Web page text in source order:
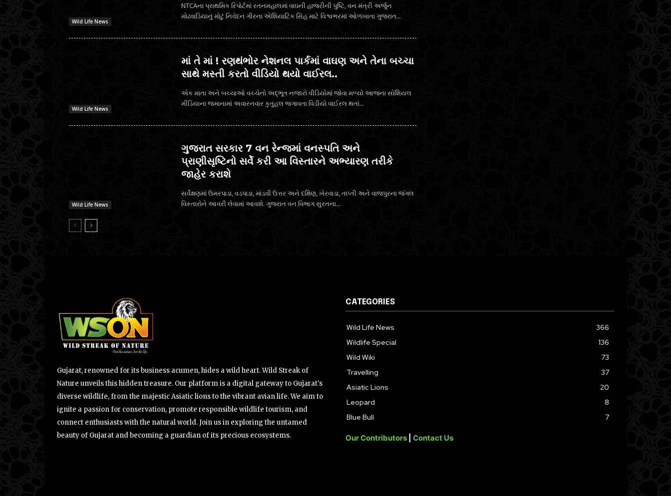
Wild Life News
NTCAના પ્રાથમિક રિપોર્ટમાં રતનમહાલમાં વાઘની હાજરીની પુષ્ટિ, વન મંત્રી અર્જુન
મોઢવાડિયાનું મોટું નિવેદન ગીરના એશિયાટિક સિંહ માટે વિશ્વભરમાં ઓળખાતા ગુજરાત...
Wild Life News
માં તે માં ! રણથંભોર નેશનલ પાર્કમાં વાઘણ અને તેના બચ્ચા
સાથે મસ્તી કરતો વીડિયો થયો વાઈરલ..
એક માતા અને બચ્ચાઓ વચ્ચેનો અદ્ભૂત નજારો વીડિયોમાં જોવા મળ્યો આજના સોશિયલ
મીડિયાના જમાનામાં અવારનવાર કુતુહલ જગાવતા વિડીયો વાઈરલ થતાં...
Wild Life News
ગુજરાત સરકાર 7 વન રેન્જમાં વનસ્પતિ અને
પ્રાણીસૃષ્ટિનો સર્વે કરી આ વિસ્તારને અભ્યારણ તરીકે
જાહેર કરાશે
સર્વેક્ષણમાં ઉમરપાડા, વડપાડા, માંડવી ઉત્તર અને દક્ષિણ, ખેરવાડા, તાપ્તી અને વાજપુરના જંગલ
વિસ્તારોને આવરી લેવામાં આવશે. ગુજરાત વન વિભાગ સુરતના...
Gujarat, renowned for its business acumen, hides a wild heart. Wild Streak of
Nature unveils this hidden treasure. Our platform is a digital gateway to Gujarat's
diverse wildlife, from the majestic Asiatic lions to the vibrant avian life. We aim to
ignite a passion for conservation, promote responsible wildlife tourism, and
connect enthusiasts with the natural world. Join us in exploring the untamed
beauty of Gujarat and becoming a guardian of its precious ecosystems.
CATEGORIES
Wild Life News
366
Wildlife Special
136
Wild Wiki
73
Travelling
37
Asiatic Lions
20
Leopard
8
Blue Bull
7
Our Contributors Contact Us